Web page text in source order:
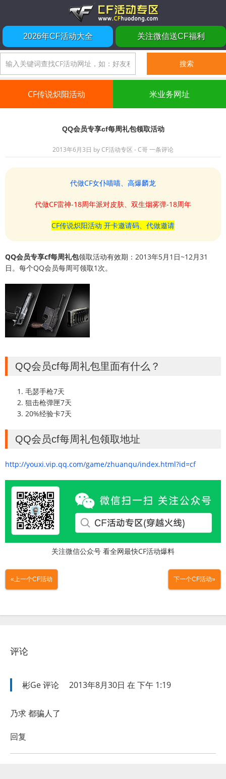
2026年CF活动大全 关注微信送CF福利
CF传说炽阳活动 米业务网址
QQ会员专享cf每周礼包领取活动
2013年6月3日 byCF活动专区 - C哥一条评论
代做CF女仆喵喵、高爆麟龙
代做CF雷神-18周年派对皮肤、双生烟雾弹-18周年
CF传说炽阳活动 开卡邀请码、代做邀请
QQ会员专享cf每周礼包领取活动有效期：2013年5月1日~12月31
日。每个QQ会员每周可领取1次。
QQ会员cf每周礼包里面有什么？
毛瑟手枪7天
狙击枪弹匣7天
20%经验卡7天
QQ会员cf每周礼包领取地址
http://youxi.vip.qq.com/game/zhuanqu/index.html?id=cf
关注微信公众号 看全网最快CF活动爆料
«上一个CF活动 下一个CF活动»
评论
彬Ge评论 2013年8月30日 在 下午 1:19
乃求 都骗人了
回复